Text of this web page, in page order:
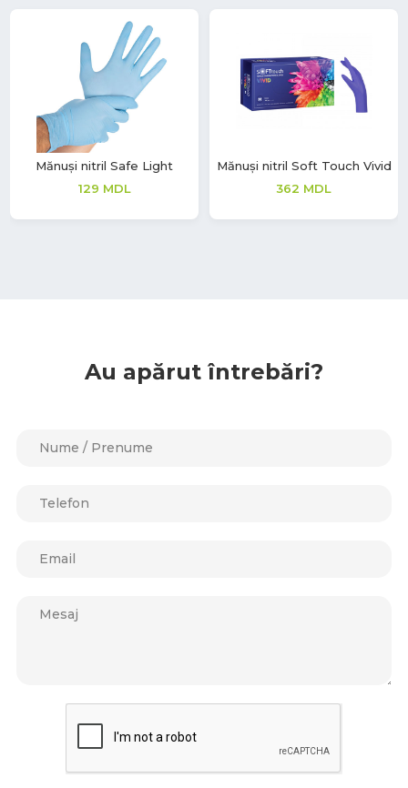
Mănuși nitril Safe Light
129 MDL
Mănuși nitril Soft Touch Vivid
362 MDL
Au apărut întrebări?